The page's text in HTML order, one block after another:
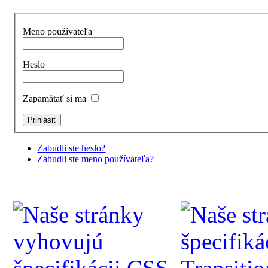
Meno používateľa
Heslo
Zapamätať si ma
Zabudli ste heslo?
Zabudli ste meno používateľa?